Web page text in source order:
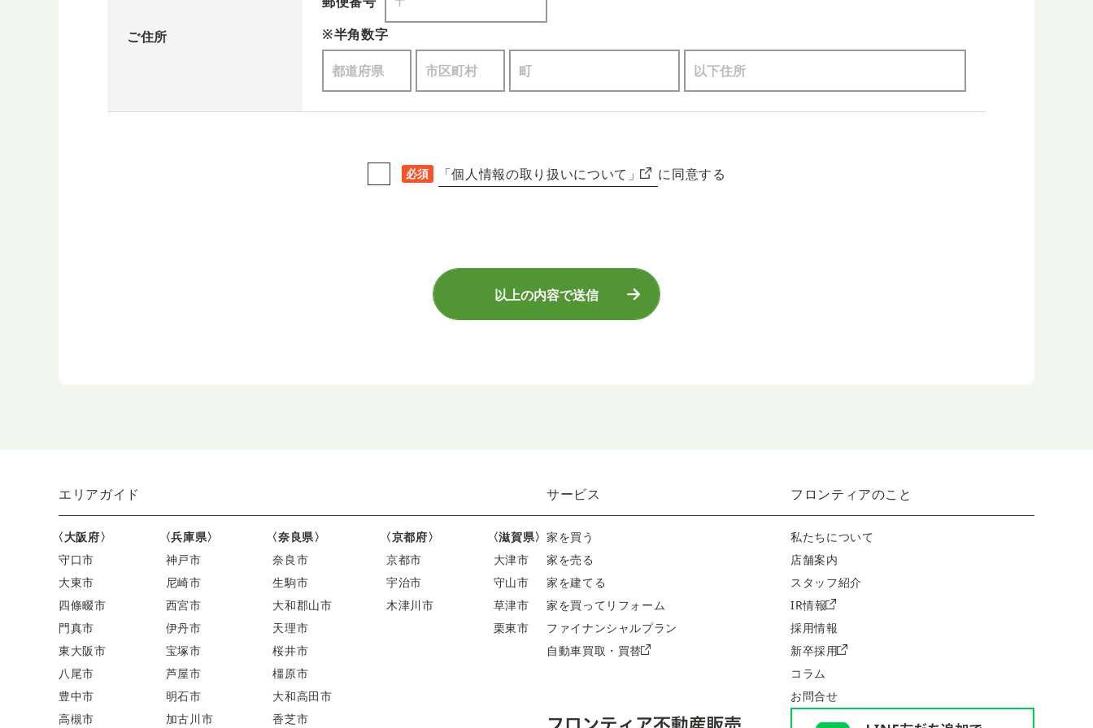
ご住所
※半角数字
必須 「個人情報の取り扱いについて」 に同意する
以上の内容で送信
エリアガイド
〈大阪府〉
守口市
大東市
四條畷市
門真市
東大阪市
八尾市
豊中市
高槻市
〈兵庫県〉
神戸市
尼崎市
西宮市
伊丹市
宝塚市
芦屋市
明石市
加古川市
〈奈良県〉
奈良市
生駒市
大和郡山市
天理市
桜井市
橿原市
大和高田市
香芝市
〈京都府〉
京都市
宇治市
木津川市
〈滋賀県〉
大津市
守山市
草津市
栗東市
サービス
家を買う
家を売る
家を建てる
家を買ってリフォーム
ファイナンシャルプラン
自動車買取・買替
フロンティアのこと
私たちについて
店舗案内
スタッフ紹介
IR情報
採用情報
新卒採用
コラム
お問合せ